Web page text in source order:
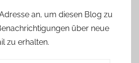
an, um diesen Blog zu
über neue
zu erhalten.